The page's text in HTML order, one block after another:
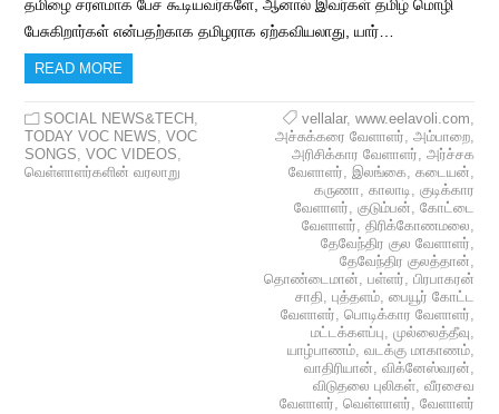
தமிழை சரளமாக பேச கூடியவர்களே, ஆனால் இவர்கள் தமிழ் மொழி
பேசுகிறார்கள் என்பதற்காக தமிழராக ஏற்கவியலாது, யார்…
READ MORE
SOCIAL NEWS&TECH ,
TODAY VOC NEWS,VOC
SONGS,VOC VIDEOS,
வெள்ளாளர்களின் வரலாறு
vellalar, www.eelavoli.com,
அச்சுக்கரை வேளாளர், அம்பாறை,
அரிசிக்கார வேளாளர், அர்ச்சக
வேளாளர், இலங்கை, கடையன்,
கருணா, காலாடி, குடிக்கார
வேளாளர், குடும்பன், கோட்டை
வேளாளர், திரிக்கோணமலை,
தேவேந்திர குல வேளாளர்,
தேவேந்திர குலத்தான்,
தொண்டைமான், பள்ளர், பிரபாகரன்
சாதி, புத்தளம், பையூர் கோட்ட
வேளாளர், பொடிக்கார வேளாளர்,
மட்டக்களப்பு, முல்லைத்தீவு,
யாழ்பாணம், வடக்கு மாகாணம்,
வாதிரியான், விக்னேஸ்வரன்,
விடுதலை புலிகள், வீரசைவ
வேளாளர், வெள்ளாளர், வேளாளர்